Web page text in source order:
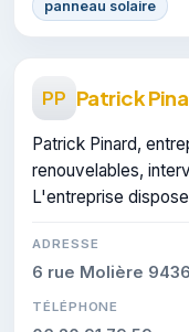
panneau solaire
PP Patrick
Patrick Pinard,
renouvelables,
L'entreprise
ADRESSE
6 rue Molière
TÉLÉPHONE